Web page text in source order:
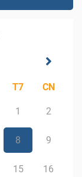
T7 CN
1 2
8 9
15 16